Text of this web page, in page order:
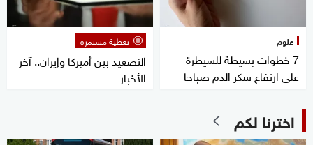
علوم
7 خطوات بسيطة للسيطرة
على ارتفاع سكر الدم صباحا
تغطية مستمرة
التصعيد بين أميركا وإيران.. آخر
الأخبار
اخترنا لكم